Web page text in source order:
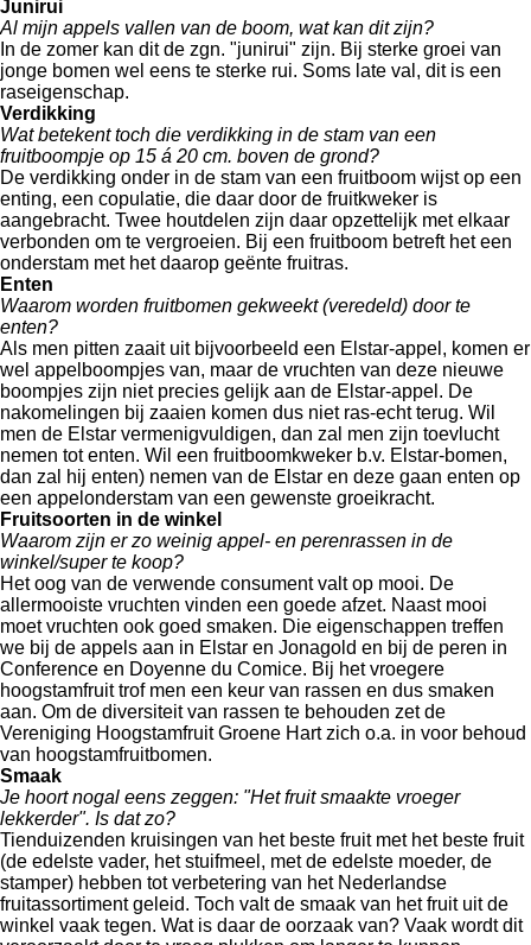
Junirui
Al mijn appels vallen van de boom, wat kan dit zijn?
In de zomer kan dit de zgn. "junirui" zijn. Bij sterke groei van
jonge bomen wel eens te sterke rui. Soms late val, dit is een
raseigenschap.
Verdikking
Wat betekent toch die verdikking in de stam van een
fruitboompje op 15 á 20 cm. boven de grond?
De verdikking onder in de stam van een fruitboom wijst op een
enting, een copulatie, die daar door de fruitkweker is
aangebracht. Twee houtdelen zijn daar opzettelijk met elkaar
verbonden om te vergroeien. Bij een fruitboom betreft het een
onderstam met het daarop geënte fruitras.
Enten
Waarom worden fruitbomen gekweekt (veredeld) door te
enten?
Als men pitten zaait uit bijvoorbeeld een Elstar-appel, komen er
wel appelboompjes van, maar de vruchten van deze nieuwe
boompjes zijn niet precies gelijk aan de Elstar-appel. De
nakomelingen bij zaaien komen dus niet ras-echt terug. Wil
men de Elstar vermenigvuldigen, dan zal men zijn toevlucht
nemen tot enten. Wil een fruitboomkweker b.v. Elstar-bomen,
dan zal hij enten) nemen van de Elstar en deze gaan enten op
een appelonderstam van een gewenste groeikracht.
Fruitsoorten in de winkel
Waarom zijn er zo weinig appel- en perenrassen in de
winkel/super te koop?
Het oog van de verwende consument valt op mooi. De
allermooiste vruchten vinden een goede afzet. Naast mooi
moet vruchten ook goed smaken. Die eigenschappen treffen
we bij de appels aan in Elstar en Jonagold en bij de peren in
Conference en Doyenne du Comice. Bij het vroegere
hoogstamfruit trof men een keur van rassen en dus smaken
aan. Om de diversiteit van rassen te behouden zet de
Vereniging Hoogstamfruit Groene Hart zich o.a. in voor behoud
van hoogstamfruitbomen.
Smaak
Je hoort nogal eens zeggen: "Het fruit smaakte vroeger
lekkerder". Is dat zo?
Tienduizenden kruisingen van het beste fruit met het beste fruit
(de edelste vader, het stuifmeel, met de edelste moeder, de
stamper) hebben tot verbetering van het Nederlandse
fruitassortiment geleid. Toch valt de smaak van het fruit uit de
winkel vaak tegen. Wat is daar de oorzaak van? Vaak wordt dit